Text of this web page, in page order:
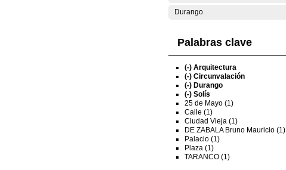
Durango
Palabras clave
(-) Arquitectura
(-) Circunvalación
(-) Durango
(-) Solís
25 de Mayo (1)
Calle (1)
Ciudad Vieja (1)
DE ZABALA Bruno Mauricio (1)
Palacio (1)
Plaza (1)
TARANCO (1)